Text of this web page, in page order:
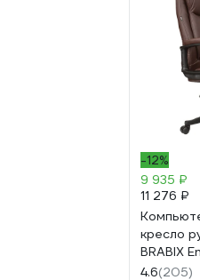
-12%
9 935 ₽
11 276 ₽
кресло
BRABIX
4.6(205)